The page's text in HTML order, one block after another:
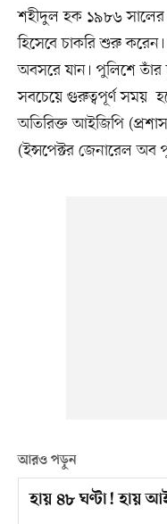
শহীদুল হক ১৯৮৬ সালের
হিসেবে চাকরি শুরু
অবসরে যান। পুলিশে
সবচেয়ে গুরুত্বপূর্ণ সময়
অতিরিক্ত আইজিপি
(ইন্সপেক্টর জেনারেল অব
আরও পড়ুন
হায় ৪৮ ঘণ্টা! হায়